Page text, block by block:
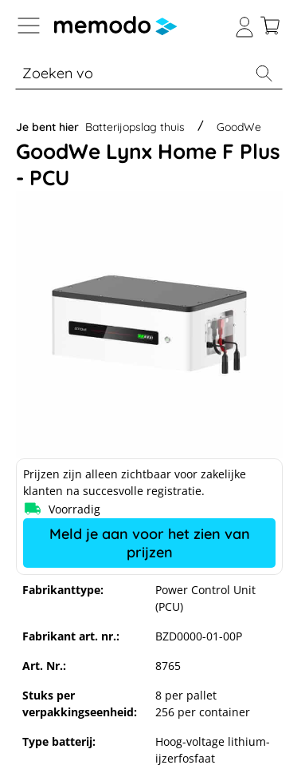
naar navigatie B2B-platform
% Sale Batterijopslag thuis
Je bent hier Batterijopslag thuis GoodWe
GoodWe Lynx Home F Plus
- PCU
Fabrikanttype:
Power Control Unit
(PCU)
Fabrikant art. nr.:
BZD0000-01-00P
Art. Nr.:
8765
Stuks per
verpakkingseenheid:
8 per pallet
256 per container
Type batterij:
Hoog-voltage lithium-
ijzerfosfaat
Prijzen zijn alleen zichtbaar voor zakelijke
klanten na succesvolle registratie.
Voorradig
Meld je aan voor het zien van
prijzen